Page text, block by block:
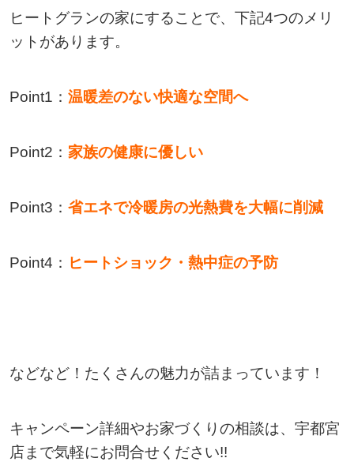
ヒートグランの家にすることで、下記4つのメリ
ットがあります。
Point1： 温暖差のない快適な空間へ
Point2： 家族の健康に優しい
Point3： 省エネで冷暖房の光熱費を大幅に削減
Point4： ヒートショック・熱中症の予防
などなど！たくさんの魅力が詰まっています！
キャンペーン詳細やお家づくりの相談は、宇都宮
店まで気軽にお問合せください!!